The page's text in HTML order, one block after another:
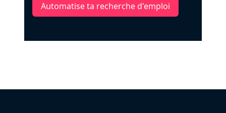
Automatise ta recherche d'emploi